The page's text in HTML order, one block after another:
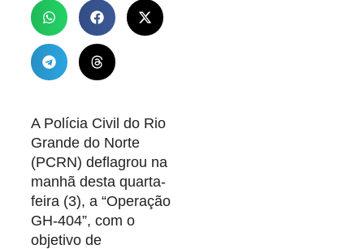
A Polícia Civil do Rio
Grande do Norte
(PCRN) deflagrou na
manhã desta quarta-
feira (3), a “Operação
GH-404”, com o
objetivo de